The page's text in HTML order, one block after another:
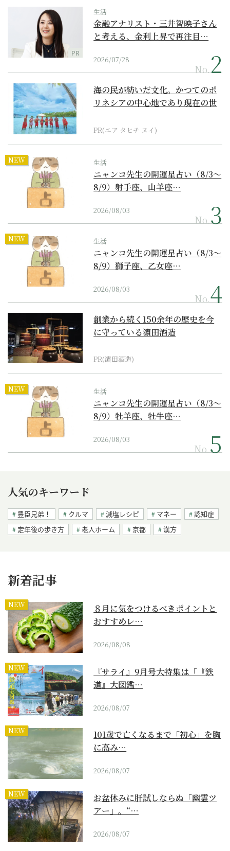
PR
生活
金融アナリスト・三井智映子さん
と考える、金利上昇で再注目…
2026/07/28
No.
海の民が紡いだ文化。かつてのポ
リネシアの中心地であり現在の世
PR(エア タヒチ ヌイ)
NEW 生活
ニャンコ先生の開運星占い（8/3～
8/9）射手座、山羊座…
2026/08/03
No.
NEW 生活
ニャンコ先生の開運星占い（8/3～
8/9）獅子座、乙女座…
2026/08/03
No.
創業から続く150余年の歴史を今
に守っている濵田酒造
PR(濵田酒造)
NEW 生活
ニャンコ先生の開運星占い（8/3～
8/9）牡羊座、牡牛座…
2026/08/03
No.
人気のキーワード
豊臣兄弟！ クルマ 減塩レシピ マネー
認知症
定年後の歩き方
老人ホーム 京都 漢方
新着記事
NEW
８月に気をつけるべきポイントと
おすすめレ…
2026/08/08
NEW
『サライ』9月号大特集は「『鉄
道』大図鑑…
2026/08/07
NEW
101歳で亡くなるまで「初心」を胸
に高み…
2026/08/07
NEW
お盆休みに肝試しならぬ「幽霊ツ
アー」。“…
2026/08/07